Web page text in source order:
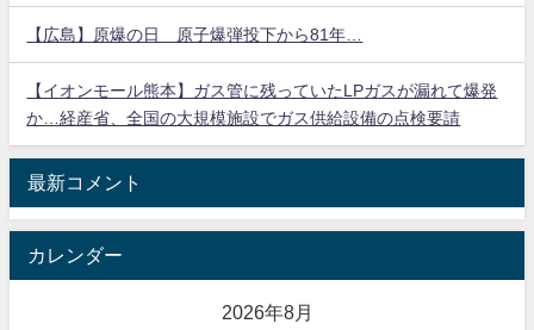
【広島】原爆の日 原子爆弾投下から81年…
【イオンモール熊本】ガス管に残っていたLPガスが漏れて爆発
か…経産省、全国の大規模施設でガス供給設備の点検要請
最新コメント
カレンダー
2026年8月